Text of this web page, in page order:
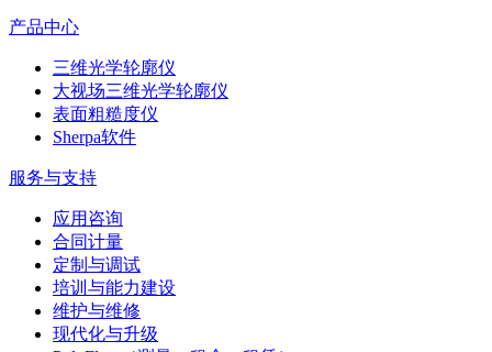
产品中心
三维光学轮廓仪
大视场三维光学轮廓仪
表面粗糙度仪
Sherpa软件
服务与支持
应用咨询
合同计量
定制与调试
培训与能力建设
维护与维修
现代化与升级